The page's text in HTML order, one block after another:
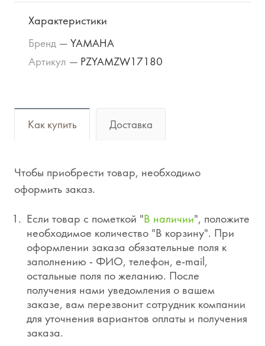
Характеристики
Бренд — YAMAHA
Артикул — PZYAMZW17180
Как купить Доставка
Чтобы приобрести товар, необходимо
оформить заказ.
Если товар с пометкой "В наличии", положите
необходимое количество "В корзину". При
оформлении заказа обязательные поля к
заполнению - ФИО, телефон, e-mail,
остальные поля по желанию. После
получения нами уведомления о вашем
заказе, вам перезвонит сотрудник компании
для уточнения вариантов оплаты и получения
заказа.